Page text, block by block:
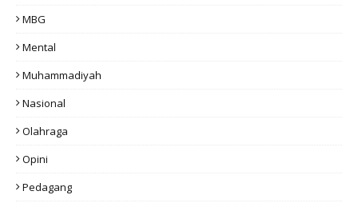
MBG
Mental
Muhammadiyah
Nasional
Olahraga
Opini
Pedagang